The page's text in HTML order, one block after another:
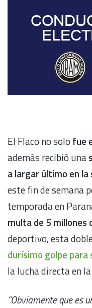
El Flaco no solo fue
además recibió una
a largar último en la
este fin de semana
temporada en
multa de 5 millones
deportivo, esta
durísimo golpe para
la lucha directa en la
“Obviamente que es